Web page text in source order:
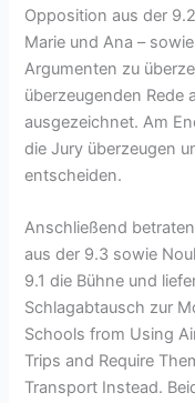
Opposition aus der
Marie und Ana –
Argumenten zu
überzeugenden Rede
ausgezeichnet. Am
die Jury überzeugen
entscheiden.
Anschließend
aus der 9.3 sowie
9.1 die Bühne und
Schlagabtausch zur
Schools from Using
Trips and Require
Transport Instead.